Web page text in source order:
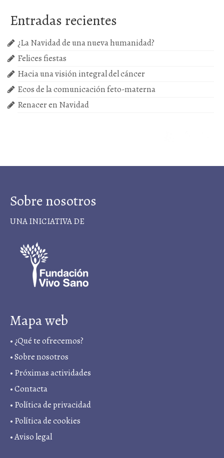
Entradas recientes
¿La Navidad de una nueva humanidad?
Felices fiestas
Hacia una visión integral del cáncer
Ecos de la comunicación feto-materna
Renacer en Navidad
Sobre nosotros
UNA INICIATIVA DE
Mapa web
•¿Qué te ofrecemos?
•Sobre nosotros
• Próximas actividades
•Contacta
• Política de privacidad
• Política de cookies
•Aviso legal